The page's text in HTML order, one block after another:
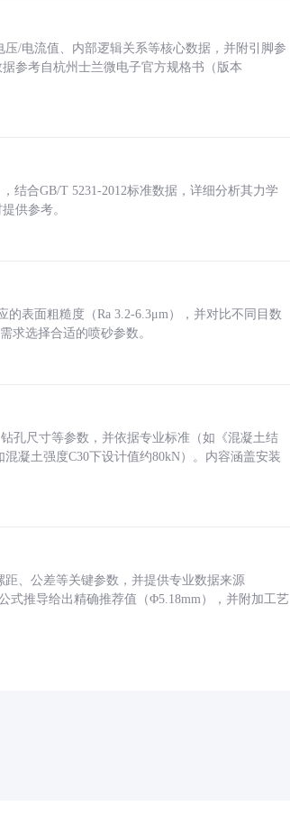
/电流值、内部逻辑关系等核心数据，并附引脚参
参考自杭州士兰微电子官方规格书（版本
结合GB/T 5231-2012标准数据，详细分析其力学
供参考。
表面粗糙度（Ra 3.2-6.3μm），并对比不同目数
求选择合适的喷砂参数。
孔尺寸等参数，并依据专业标准（如《混凝土结
凝土强度C30下设计值约80kN）。内容涵盖安装
、公差等关键参数，并提供专业数据来源
式推导给出精确推荐值（Φ5.18mm），并附加工艺